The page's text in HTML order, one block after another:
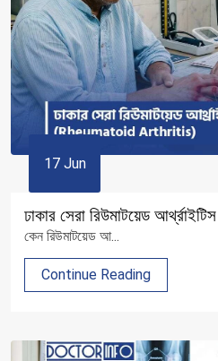
17 Jun
ঢাকার সেরা রিউমাটয়েড
কেন রিউমাটয়েড আ...
Continue Reading